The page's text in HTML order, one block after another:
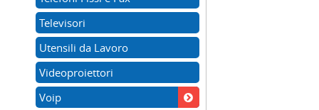
Televisori
Utensili da Lavoro
Videoproiettori
Voip